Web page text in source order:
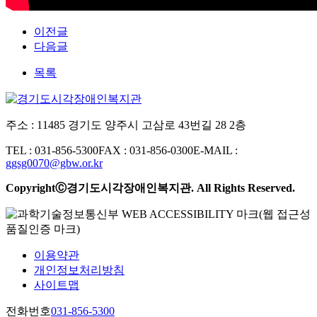
이전글
다음글
목록
주소 : 11485 경기도 양주시 고삼로 43번길 28 2층
TEL : 031-856-5300FAX : 031-856-0300E-MAIL :
ggsg0070@gbw.or.kr
CopyrightⒸ경기도시각장애인복지관. All Rights Reserved.
이용약관
개인정보처리방침
사이트맵
전화번호031-856-5300